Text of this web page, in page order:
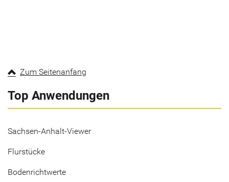
Zum Seitenanfang
Top Anwendungen
Sachsen-Anhalt-Viewer
Flurstücke
Bodenrichtwerte